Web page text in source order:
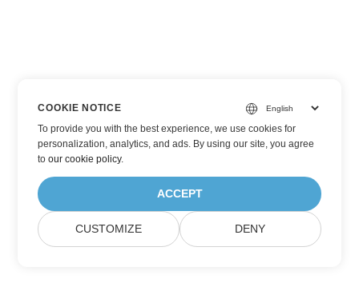
COOKIE NOTICE
To provide you with the best experience, we use cookies for
personalization, analytics, and ads. By using our site, you agree
toour cookie policy.
ACCEPT
CUSTOMIZE DENY